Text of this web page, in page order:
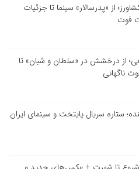
از «پدرسالار» سینما تا جزئیات
فوت
از درخشش در «سلطان و شبان» تا
ناگهانی
ستاره سریال پایتخت و سینمای ایران